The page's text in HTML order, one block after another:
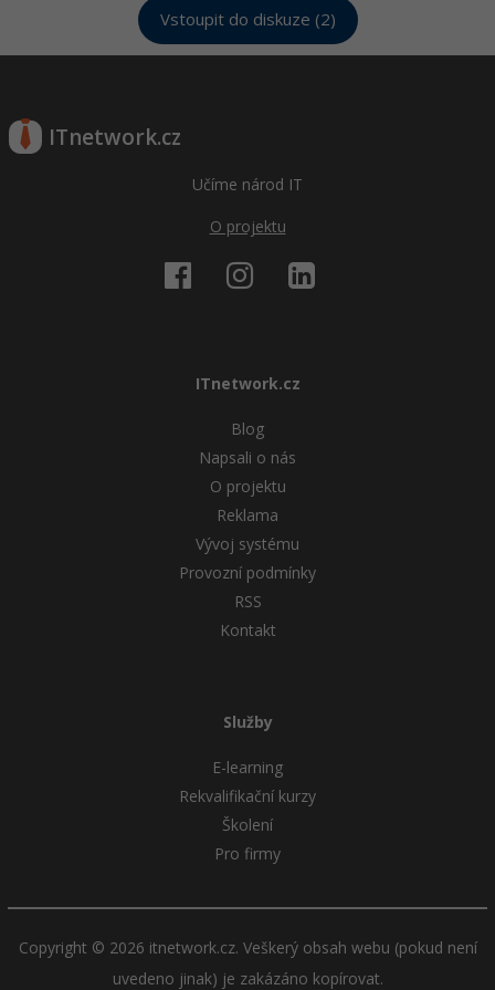
Vstoupit do diskuze (2)
ITnetwork.cz
Učíme národ IT
O projektu
ITnetwork.cz
Blog
Napsali o nás
O projektu
Reklama
Vývoj systému
Provozní podmínky
RSS
Kontakt
Služby
E-learning
Rekvalifikační kurzy
Školení
Pro firmy
Copyright © 2026 itnetwork.cz. Veškerý obsah webu (pokud není
uvedeno jinak) je zakázáno kopírovat.